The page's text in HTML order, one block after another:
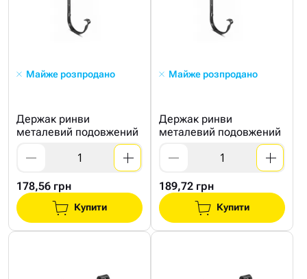
Майже розпродано
Держак ринви
металевий подовжений
178,56 грн
Купити
Майже розпродано
Держак ринви
металевий подовжений
189,72 грн
Купити